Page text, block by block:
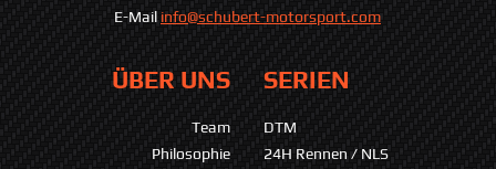
E-Mail info@schubert-motorsport.com
ÜBER UNS
Team
Philosophie
SERIEN
DTM
24H Rennen / NLS